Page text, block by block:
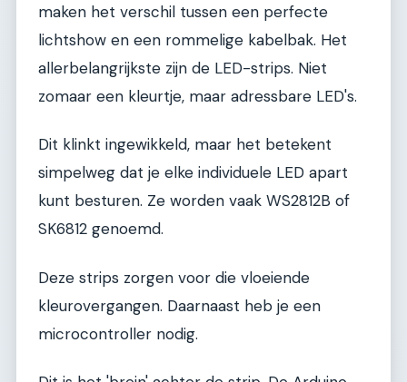
maken het verschil tussen een perfecte
lichtshow en een rommelige kabelbak. Het
allerbelangrijkste zijn de LED-strips. Niet
zomaar een kleurtje, maar adressbare LED's.
Dit klinkt ingewikkeld, maar het betekent
simpelweg dat je elke individuele LED apart
kunt besturen. Ze worden vaak WS2812B of
SK6812 genoemd.
Deze strips zorgen voor die vloeiende
kleurovergangen. Daarnaast heb je een
microcontroller nodig.